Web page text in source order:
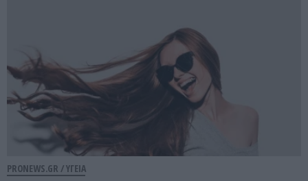
PRONEWS.GR /ΥΓΕΙΑ